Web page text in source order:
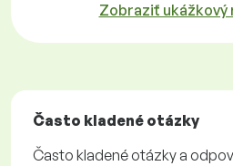
Zobraziť
Často kladené otázky
Často kladené otázky a